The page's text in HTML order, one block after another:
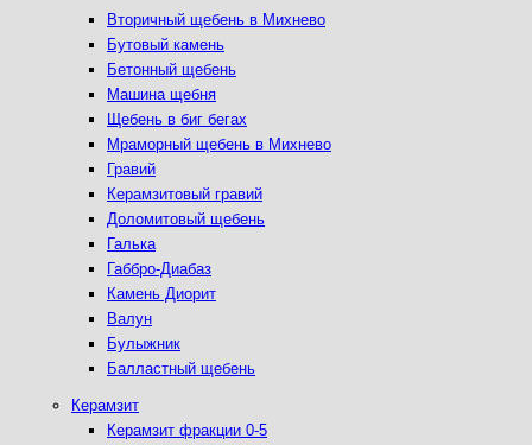
Вторичный щебень в Михнево
Бутовый камень
Бетонный щебень
Машина щебня
Щебень в биг бегах
Мраморный щебень в Михнево
Гравий
Керамзитовый гравий
Доломитовый щебень
Галька
Габбро-Диабаз
Камень Диорит
Валун
Булыжник
Балластный щебень
Керамзит
Керамзит фракции 0-5